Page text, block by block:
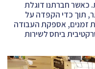
כאשר חברתנו דוגלת
תוך כדי הקפדה על
זמנים, אספקת העבודה
ביחס לשירות